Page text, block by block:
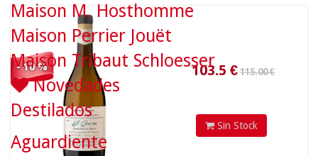
- 10 %
Sin Stock
Maison M. Hosthomme
Maison Perrier Jouët
Maison Tribaut Schloesser
Novedades
Destilados
Aguardiente